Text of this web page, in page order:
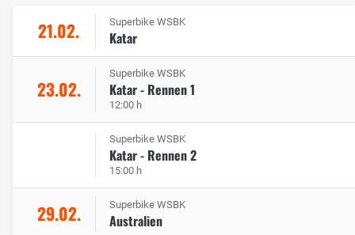
21.02. Superbike WSBK
Katar
23.02.
Superbike WSBK
Katar - Rennen 1
12:00 h
Superbike WSBK
Katar - Rennen 2
15:00 h
29.02. Superbike WSBK
Australien